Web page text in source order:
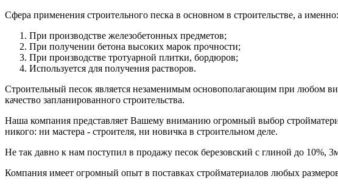
Сфера применения строительного песка в основном в строительстве, а именно:
При производстве железобетонных предметов;
При получении бетона высоких марок прочности;
При производстве тротуарной плитки, бордюров;
Используется для получения растворов.
Строительный песок является незаменимым основополагающим при любом
качество запланированного строительства.
Наша компания представляет Вашему вниманию огромный выбор
никого: ни мастера - строителя, ни новичка в строительном деле.
Не так давно к нам поступил в продажу песок березовский с глиной до 10%,
Компания имеет огромный опыт в поставках стройматериалов любых